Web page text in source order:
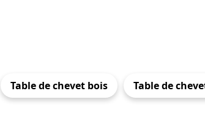
Table de chevet bois Table de